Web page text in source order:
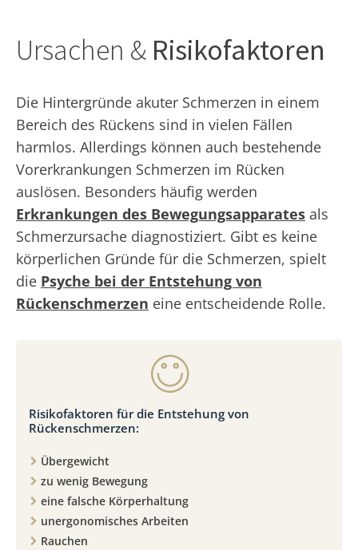
Ursachen & Risikofaktoren
Die Hintergründe akuter Schmerzen in einem
Bereich des Rückens sind in vielen Fällen
harmlos. Allerdings können auch bestehende
Vorerkrankungen Schmerzen im Rücken
auslösen. Besonders häufig werden
Erkrankungen des Bewegungsapparates als
Schmerzursache diagnostiziert. Gibt es keine
körperlichen Gründe für die Schmerzen, spielt
die Psyche bei der Entstehung von
Rückenschmerzen eine entscheidende Rolle.
Risikofaktoren für die Entstehung von
Rückenschmerzen:
Übergewicht
zu wenig Bewegung
eine falsche Körperhaltung
unergonomisches Arbeiten
Rauchen